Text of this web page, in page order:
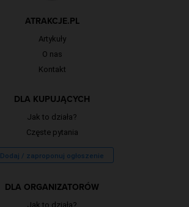
ATRAKCJE.PL
Artykuły
O nas
Kontakt
DLA KUPUJĄCYCH
Jak to działa?
Częste pytania
Dodaj / zaproponuj ogłoszenie
DLA ORGANIZATORÓW
Jak to działa?